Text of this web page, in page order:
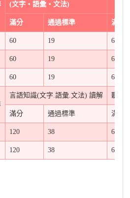
(文字‧語彙‧文法)
滿分 通過標準 滿分
60 19 60
60 19 60
60 19 60
言語知識(文字.語彙.文法) 讀解 聽解
滿分 通過標準 滿分
120 38 60
120 38 60